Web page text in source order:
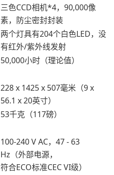
三色CCD相机*4，90,000像
素，防尘密封封装
两个灯具有204个白色LED，没
有红外/紫外线发射
50,000小时（理论值）
228 x 1425 x 507毫米（9 x
56.1 x 20英寸）
53千克（117磅）
100-240 V AC，47 - 63
Hz（外部电源，
符合ECO标准CEC VI级）